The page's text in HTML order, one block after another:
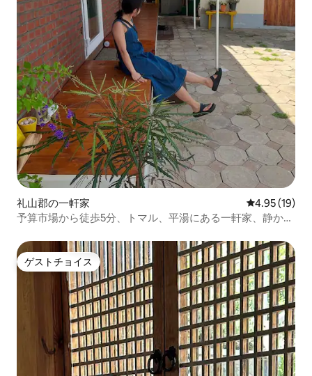
礼山郡の一軒家 レビュー19
4.95 (19)
予算市場から徒歩5分、トマル、平湯にある一軒家、静かな
ゲストチョイス
ゲストチョイス